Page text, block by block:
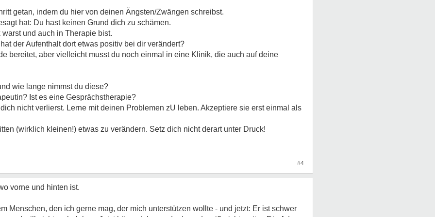
getan, indem du hier von deinen Ängsten/Zwängen schreibst.
hat: Du hast keinen Grund dich zu schämen.
und auch in Therapie bist.
der Aufenthalt dort etwas positiv bei dir verändert?
bereitet, aber vielleicht musst du noch einmal in eine Klinik, die auch auf deine
wie lange nimmst du diese?
Ist es eine Gesprächstherapie?
nicht verlierst. Lerne mit deinen Problemen zU leben. Akzeptiere sie erst einmal als
(wirklich kleinen!) etwas zu verändern. Setz dich nicht derart unter Druck!
#4
vorne und hinten ist.
Menschen, den ich gerne mag, der mich unterstützen wollte - und jetzt: Er ist schwer